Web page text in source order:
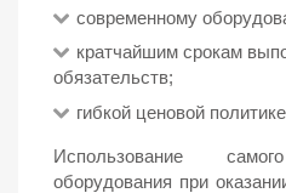
современному
кратчайшим срокам
обязательств;
гибкой ценовой
Использование
оборудования при